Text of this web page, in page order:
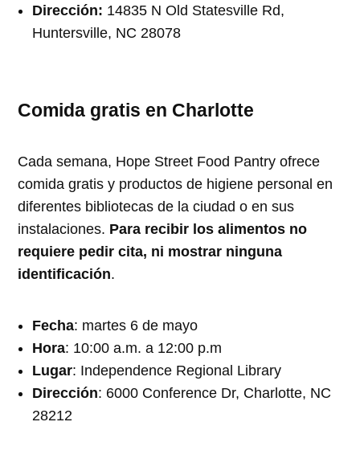
Dirección: 14835 N Old Statesville Rd,
Huntersville, NC 28078
Comida gratis en Charlotte
Cada semana, Hope Street Food Pantry ofrece
comida gratis y productos de higiene personal en
diferentes bibliotecas de la ciudad o en sus
instalaciones. Para recibir los alimentos no
requiere pedir cita, ni mostrar ninguna
identificación.
Fecha: martes 6 de mayo
Hora: 10:00 a.m. a 12:00 p.m
Lugar: Independence Regional Library
Dirección: 6000 Conference Dr, Charlotte, NC
28212